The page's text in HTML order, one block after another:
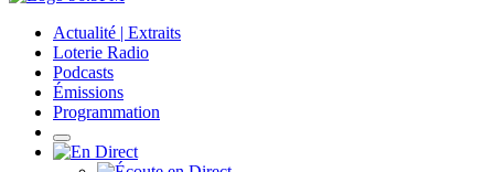
Actualité | Extraits
Loterie Radio
Podcasts
Émissions
Programmation